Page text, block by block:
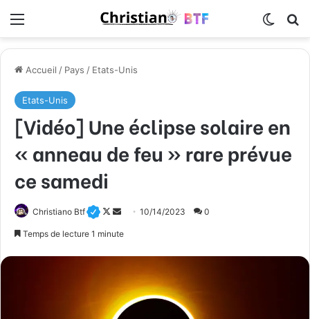
Accueil / Pays / Etats-Unis
Etats-Unis
[Vidéo] Une éclipse solaire en
« anneau de feu » rare prévue
ce samedi
Christiano Btf
F
w
o
e
r
10/14/2023 0
Temps de lecture 1 minute